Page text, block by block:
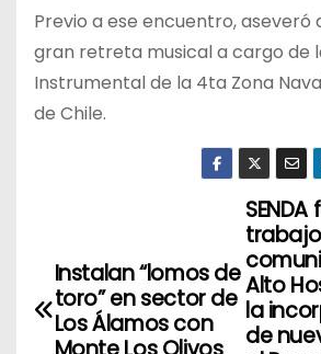
Previo a ese encuentro, aseveró
gran retreta musical a cargo de
Instrumental de la 4ta Zona
de Chile.
v
trabajo
Alto
la
de
Instalan “lomos de
toro” en sector de
Los Álamos con